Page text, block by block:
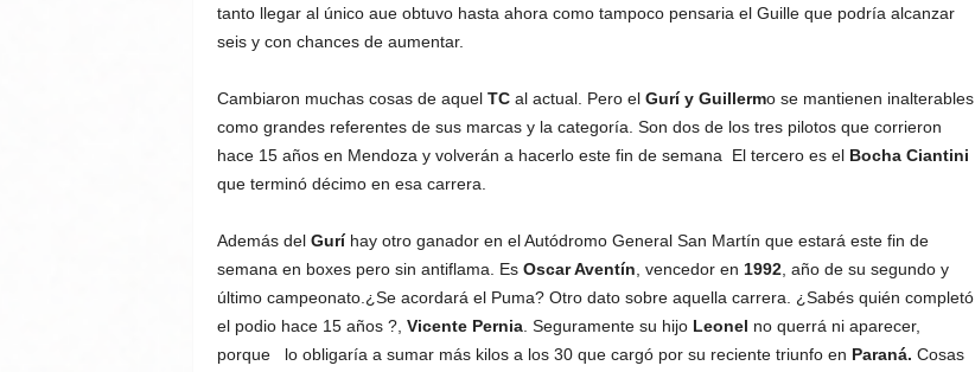
tanto llegar al único aue obtuvo hasta ahora como tampoco pensaria el Guille que podría alcanzar
seis y con chances de aumentar.
Cambiaron muchas cosas de aquel TCal actual. Pero elGurí y Guillermo se mantienen inalterables
como grandes referentes de sus marcas y la categoría. Son dos de los tres pilotos que corrieron
hace 15 años en Mendoza y volverán a hacerlo este fin de semana El tercero es el Bocha Ciantini
que terminó décimo en esa carrera.
Además del Guríhay otro ganador en el Autódromo General San Martín que estará este fin de
semana en boxes pero sin antiflama. Es Oscar Aventín , vencedor en 1992, año de su segundo y
último campeonato.¿Se acordará el Puma? Otro dato sobre aquella carrera. ¿Sabés quién completó
el podio hace 15 años ?, Vicente Pernia. Seguramente su hijo Leonel no querrá ni aparecer,
porque lo obligaría a sumar más kilos a los 30 que cargó por su reciente triunfo en Paraná. Cosas